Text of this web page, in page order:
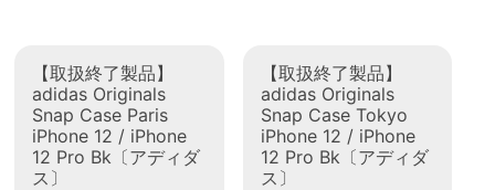
【取扱終了製品】
adidas Originals
Snap Case Paris
iPhone 12 / iPhone
12 Pro Bk〔アディダ
ス〕
【取扱終了製品】
adidas Originals
Snap Case Tokyo
iPhone 12 / iPhone
12 Pro Bk〔アディダ
ス〕